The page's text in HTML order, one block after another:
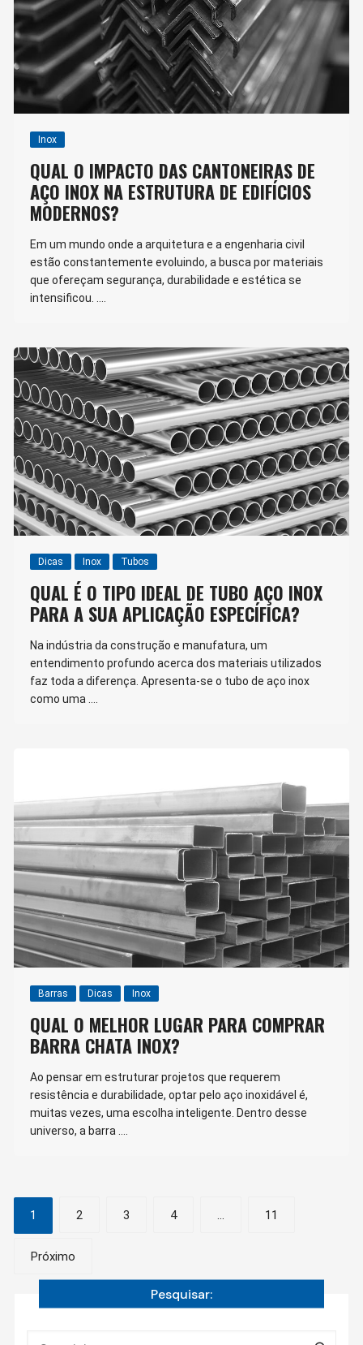
Inox
QUAL O IMPACTO DAS CANTONEIRAS DE
AÇO INOX NA ESTRUTURA DE EDIFÍCIOS
MODERNOS?
Em um mundo onde a arquitetura e a engenharia civil
estão constantemente evoluindo, a busca por materiais
que ofereçam segurança, durabilidade e estética se
intensificou. ….
Dicas Inox Tubos
QUAL É O TIPO IDEAL DE TUBO AÇO INOX
PARA A SUA APLICAÇÃO ESPECÍFICA?
Na indústria da construção e manufatura, um
entendimento profundo acerca dos materiais utilizados
faz toda a diferença. Apresenta-se o tubo de aço inox
como uma ….
Barras Dicas Inox
QUAL O MELHOR LUGAR PARA COMPRAR
BARRA CHATA INOX?
Ao pensar em estruturar projetos que requerem
resistência e durabilidade, optar pelo aço inoxidável é,
muitas vezes, uma escolha inteligente. Dentro desse
universo, a barra ….
Navegação
por
posts
1 2 3 4 … 11
Próximo
Pesquisar: